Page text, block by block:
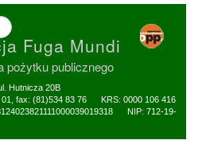
Fuga Mundi
pożytku publicznego
Hutnicza 20B
01, fax: (81)534 83 76 KRS: 0000 106 416
NIP: 712-19-